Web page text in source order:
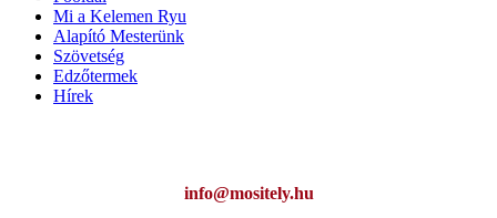
Mi a Kelemen Ryu
Alapító Mesterünk
Szövetség
Edzőtermek
Hírek
info@mositely.hu